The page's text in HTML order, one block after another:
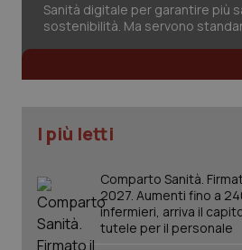
Sanità digitale per garantire più
sostenibilità. Ma servono
I più letti
Comparto Sanità.
2027. Aumenti fino a
infermieri, arriva il
tutele per il personale